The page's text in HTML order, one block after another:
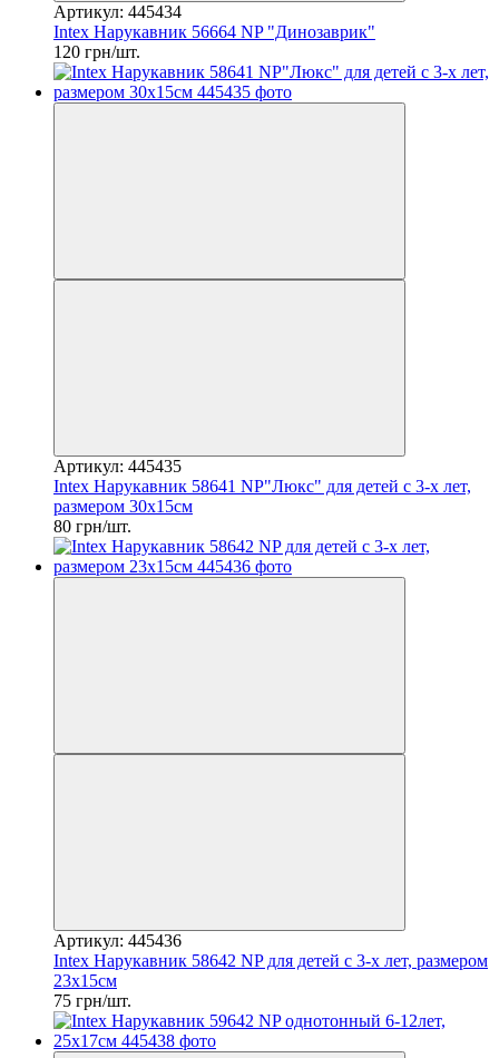
Артикул: 445434
Intex Нарукавник 56664 NP "Динозаврик"
120 грн/шт.
Артикул: 445435
Intex Нарукавник 58641 NP"Люкс" для детей с 3-х лет,
размером 30х15см
80 грн/шт.
Артикул: 445436
Intex Нарукавник 58642 NP для детей с 3-х лет, размером
23х15см
75 грн/шт.